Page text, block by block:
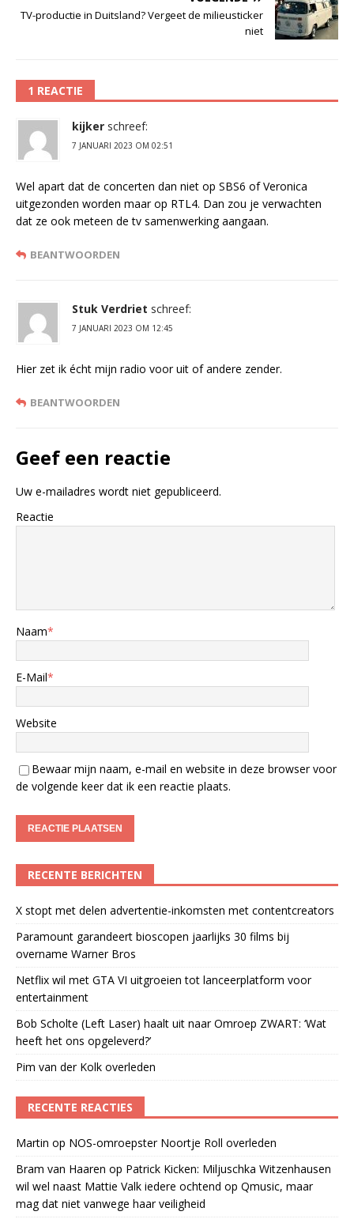
TV-productie in Duitsland? Vergeet de milieusticker
niet
1 REACTIE
kijker schreef:
7 JANUARI 2023 OM 02:51
Wel apart dat de concerten dan niet op SBS6 of Veronica
uitgezonden worden maar op RTL4. Dan zou je verwachten
dat ze ook meteen de tv samenwerking aangaan.
BEANTWOORDEN
Stuk Verdriet schreef:
7 JANUARI 2023 OM 12:45
Hier zet ik écht mijn radio voor uit of andere zender.
BEANTWOORDEN
Geef een reactie
Uw e-mailadres wordt niet gepubliceerd.
Reactie
Naam*
E-Mail*
Website
Bewaar mijn naam, e-mail en website in deze browser voor
de volgende keer dat ik een reactie plaats.
RECENTE BERICHTEN
X stopt met delen advertentie-inkomsten met contentcreators
Paramount garandeert bioscopen jaarlijks 30 films bij
overname Warner Bros
Netflix wil met GTA VI uitgroeien tot lanceerplatform voor
entertainment
Bob Scholte (Left Laser) haalt uit naar Omroep ZWART: ‘Wat
heeft het ons opgeleverd?’
Pim van der Kolk overleden
RECENTE REACTIES
Martin op NOS-omroepster Noortje Roll overleden
Bram van Haaren op Patrick Kicken: Miljuschka Witzenhausen
wil wel naast Mattie Valk iedere ochtend op Qmusic, maar
mag dat niet vanwege haar veiligheid